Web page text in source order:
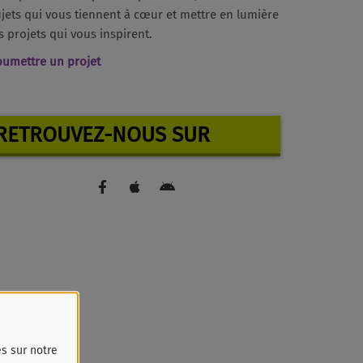
sur notre
qui vous tiennent à cœur et mettre en lumière
projets qui vous inspirent.
un projet
NOUS SUR